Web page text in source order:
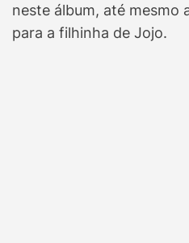
neste álbum, até mesmo
para a filhinha de Jojo.